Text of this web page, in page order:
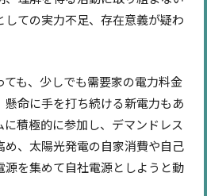
ての実力不足、存在意義が疑わ
も、少しでも需要家の電力料金
命に手を打ち続ける新電力もあ
に積極的に参加し、デマンドレス
め、太陽光発電の自家消費や自己
源を集めて自社電源としようと動